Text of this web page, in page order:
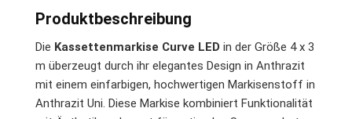
Produktbeschreibung
Die Kassettenmarkise Curve LED in der Größe 4 x 3
m überzeugt durch ihr elegantes Design in Anthrazit
mit einem einfarbigen, hochwertigen Markisenstoff in
Anthrazit Uni. Diese Markise kombiniert Funktionalität